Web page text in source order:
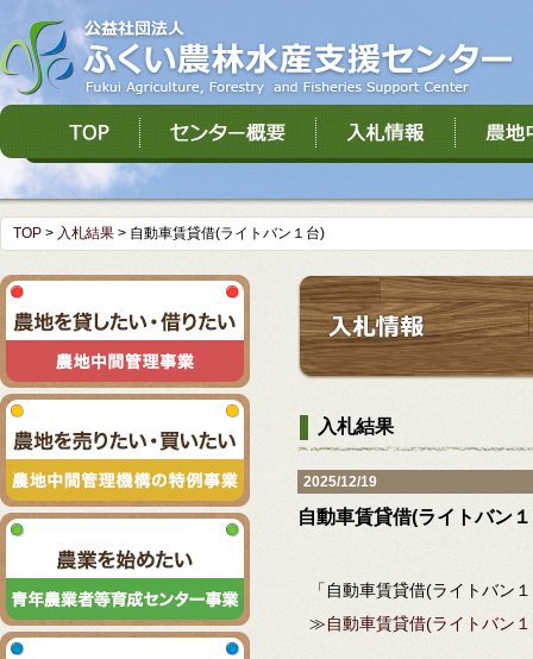
TOP > 入札結果 > 自動車賃貸借(ライトバン１台)
入札結果
2025/12/19
自動車賃貸借(ライトバン
「自動車賃貸借(ライトバン
≫自動車賃貸借(ライトバン